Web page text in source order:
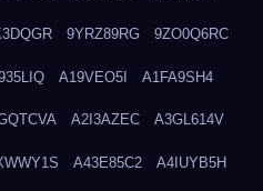
9YRZ89RG 9ZO0Q6RC
A19VEO5I A1FA9SH4
A2I3AZEC A3GL614V
A43E85C2 A4IUYB5H